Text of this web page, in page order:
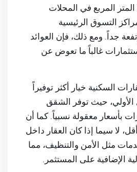
المربع في المحلات
التسوق الرئيسية
جداً. ومع ذلك، فإن العوائد
غالباً ما تعوض عن
السكنية خيار أكثر توفيراً
حيث توفر الشقق
بأسعار معقولة نسبياً. كما أن
لا سيما إذا كان العقار داخل
مثل الأمن والتنظيف، مما
الإضافية على المستثمر.